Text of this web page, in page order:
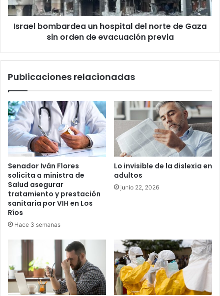
Gaza
sin
orden
Israel bombardea un hospital del norte de Gaza
sin orden de evacuación previa
Publicaciones relacionadas
Senador Iván Flores
solicita a ministra de
Salud asegurar
tratamiento y prestación
sanitaria por VIH en Los
Ríos
Hace 3 semanas
Lo invisible de la dislexia en
adultos
junio 22, 2026